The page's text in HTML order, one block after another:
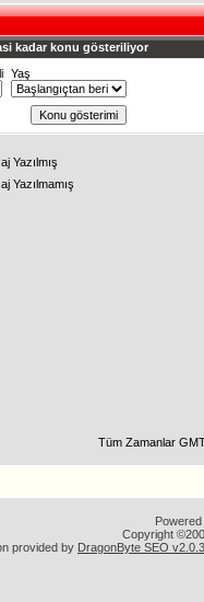
kadar konu gösteriliyor
Yaş
Yazılmış
Yazılmamış
Tüm Zamanlar
Copyright
provided by DragonByte SEO